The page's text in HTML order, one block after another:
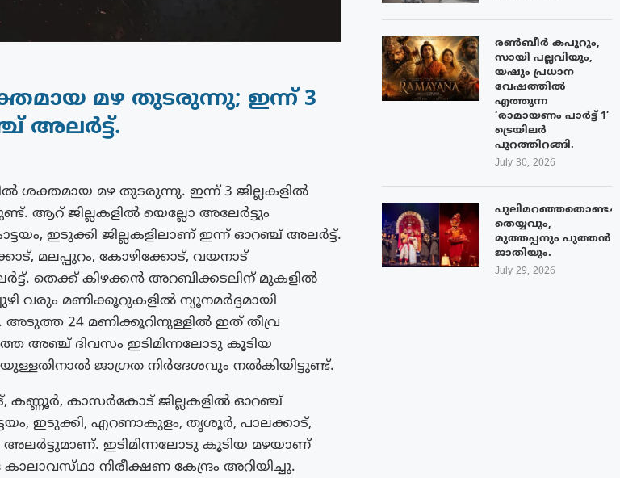
മഴ തുടരുന്നു; ഇന്ന് 3
അലർട്ട്.
ശക്തമായ മഴ തുടരുന്നു. ഇന്ന് 3 ജില്ലകളിൽ
ആറ് ജില്ലകളിൽ യെല്ലോ അലേർട്ടും
ഇടുക്കി ജില്ലകളിലാണ് ഇന്ന് ഓറഞ്ച് അലർട്ട്.
മലപ്പുറം, കോഴിക്കോട്, വയനാട്
തെക്ക് കിഴക്കൻ അറബിക്കടലിന് മുകളിൽ
വരും മണിക്കൂറുകളിൽ ന്യൂനമർദ്ദമായി
അടുത്ത 24 മണിക്കൂറിനുള്ളിൽ ഇത് തീവ്ര
അഞ്ച് ദിവസം ഇടിമിന്നലോടു കൂടിയ
ജാഗ്രത നിർദേശവും നൽകിയിട്ടുണ്ട്.
കണ്ണൂർ, കാസർകോട് ജില്ലകളിൽ ഓറഞ്ച്
ഇടുക്കി, എറണാകുളം, തൃശൂർ, പാലക്കാട്,
ഇടിമിന്നലോടു കൂടിയ മഴയാണ്
കാലാവസ്‌ഥാ നിരീക്ഷണ കേന്ദ്രം അറിയിച്ചു.
രൺബീർ കപൂറും,
സായി പല്ലവിയും,
യഷും പ്രധാന
വേഷത്തിൽ
എത്തുന്ന
‘രാമായണം പാർട്ട് 1’
ട്രെയിലർ
പുറത്തിറങ്ങി.
July 30, 2026
തെയ്യവും,
മുത്തപ്പനും പുത്തൻ
ജാതിയും.
July 29, 2026